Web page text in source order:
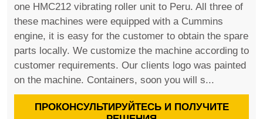
one HMC212 vibrating roller unit to Peru. All three of
these machines were equipped with a Cummins
engine, it is easy for the customer to obtain the spare
parts locally. We customize the machine according to
customer requirements. Our clients logo was painted
on the machine. Containers, soon you will s...
ПРОКОНСУЛЬТИРУЙТЕСЬ И ПОЛУЧИТЕ